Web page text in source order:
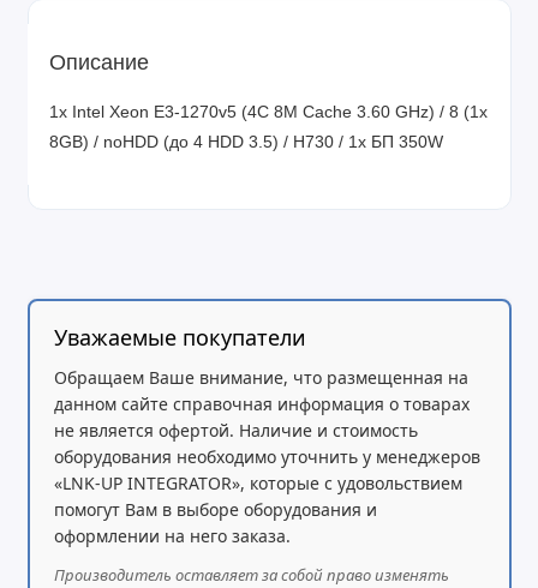
Описание
1x Intel Xeon E3-1270v5 (4C 8M Cache 3.60 GHz) / 8 (1x
8GB) / noHDD (до 4 HDD 3.5) / H730 / 1x БП 350W
Уважаемые покупатели
Обращаем Ваше внимание, что размещенная на
данном сайте справочная информация о товарах
не является офертой. Наличие и стоимость
оборудования необходимо уточнить у менеджеров
«LNK-UP INTEGRATOR», которые с удовольствием
помогут Вам в выборе оборудования и
оформлении на него заказа.
Производитель оставляет за собой право изменять